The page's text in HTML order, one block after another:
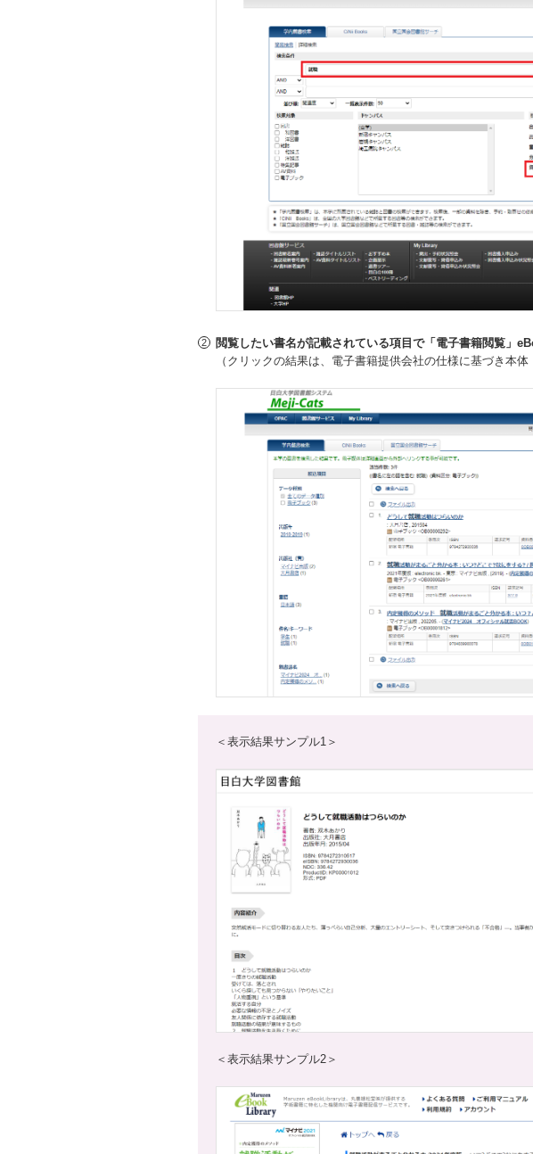
閲覧したい書名が記載されている項目で「電子書籍閲覧」
（クリックの結果は、電子書籍提供会社の仕様に基づき本体
＜表示結果サンプル1＞
＜表示結果サンプル2＞